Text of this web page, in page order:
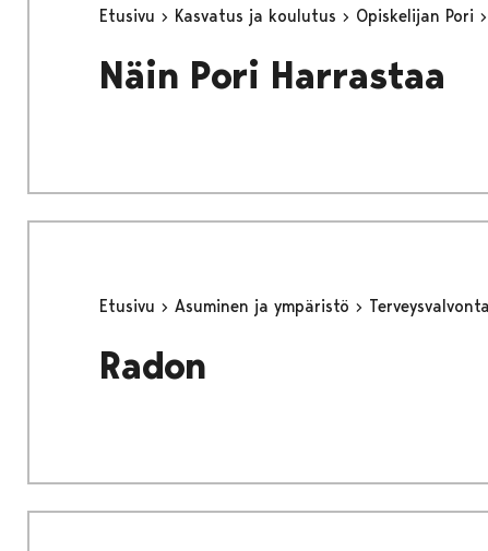
Etusivu Kasvatus ja koulutus Opiskelijan Pori
Näin Pori Harrastaa
Etusivu Asuminen ja ympäristö Terveysvalvonta
Radon